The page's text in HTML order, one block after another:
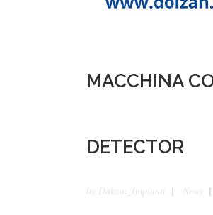
MACCHINA
DETECTOR
by Dolzan_Impianti News